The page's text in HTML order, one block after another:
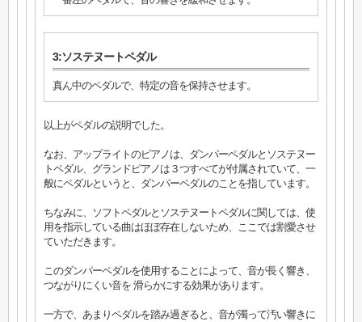
3:ソステヌートペダル
真ん中のペダルで、特定の音を保持させます。
以上がペダルの説明でした。
なお、アップライトのピアノは、ダンパーペダルとソステヌー
トペダル、グランドピアノは３つすべてが付属されていて、一
般にペダルというと、ダンパーペダルのことを指しています。
ちなみに、ソフトペダルとソステヌートペダルに関しては、使
用を指示している曲はほぼ存在しないため、ここでは割愛させ
ていただきます。
このダンパーペダルを使用することによって、音が長く響き、
つながりにくい音を 滑らかにする効果があります。
一方で、あまりペダルを踏み過ぎると、音が濁って汚い響きに